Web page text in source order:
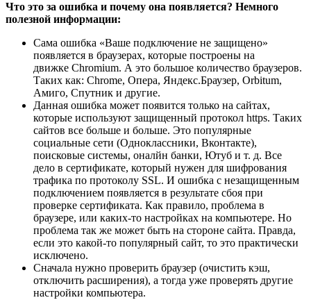
Что это за ошибка и почему она появляется? Немного
полезной информации:
Сама ошибка «Ваше подключение не защищено»
появляется в браузерах, которые построены на
движке Chromium. А это большое количество браузеров.
Таких как: Chrome, Опера, Яндекс.Браузер, Orbitum,
Амиго, Спутник и другие.
Данная ошибка может появится только на сайтах,
которые используют защищенный протокол https. Таких
сайтов все больше и больше. Это популярные
социальные сети (Одноклассники, Вконтакте),
поисковые системы, оналйн банки, Ютуб и т. д. Все
дело в сертификате, который нужен для шифрования
трафика по протоколу SSL. И ошибка с незащищенным
подключением появляется в результате сбоя при
проверке сертификата. Как правило, проблема в
браузере, или каких-то настройках на компьютере. Но
проблема так же может быть на стороне сайта. Правда,
если это какой-то популярный сайт, то это практически
исключено.
Сначала нужно проверить браузер (очистить кэш,
отключить расширения), а тогда уже проверять другие
настройки компьютера.